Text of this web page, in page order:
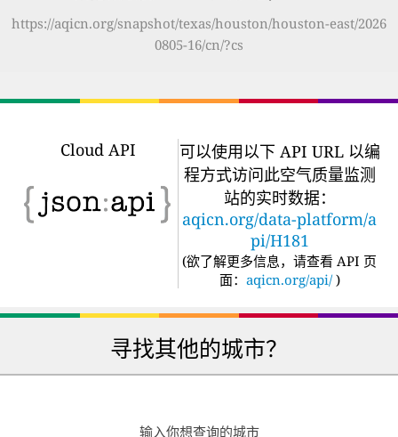
https://aqicn.org/snapshot/texas/houston/houston-east/2026
0805-16/cn/?cs
Cloud API
可以使用以下 API URL 以编
程方式访问此空气质量监测
站的实时数据：
aqicn.org/data-platform/a
pi/H181
(欲了解更多信息，请查看 API 页
面： aqicn.org/api/ )
寻找其他的城市？
输入你想查询的城市